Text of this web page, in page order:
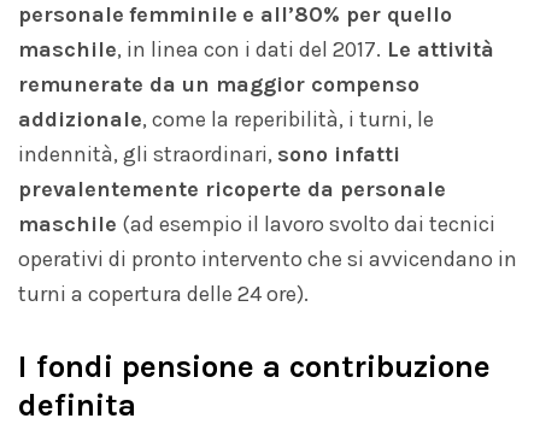
personale femminile e all’80% per quello
maschile, in linea con i dati del 2017. Le attività
remunerate da un maggior compenso
addizionale, come la reperibilità, i turni, le
indennità, gli straordinari, sono infatti
prevalentemente ricoperte da personale
maschile (ad esempio il lavoro svolto dai tecnici
operativi di pronto intervento che si avvicendano in
turni a copertura delle 24 ore).
I fondi pensione a contribuzione
definita